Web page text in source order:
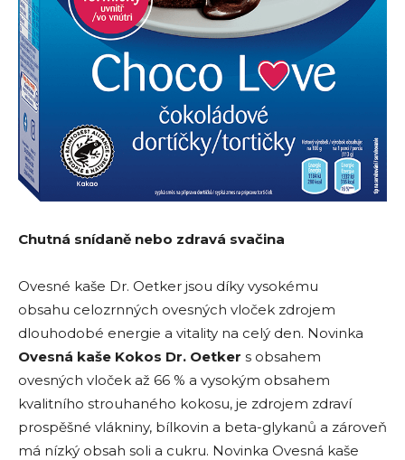
Chutná snídaně nebo zdravá svačina
Ovesné kaše Dr. Oetker jsou díky vysokému
obsahu celozrnných ovesných vloček zdrojem
dlouhodobé energie a vitality na celý den. Novinka
Ovesná kaše Kokos Dr. Oetker s obsahem
ovesných vloček až 66 % a vysokým obsahem
kvalitního strouhaného kokosu, je zdrojem zdraví
prospěšné vlákniny, bílkovin a beta-glykanů a zároveň
má nízký obsah soli a cukru. Novinka Ovesná kaše